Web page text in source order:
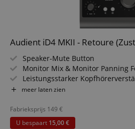
Audient iD4 MKII - Retoure
Speaker-Mute Button
Monitor Mix & Monitor Panning
Leistungsstarker
DAC
DAC Dynamikumfang: 126 dB
48 Volt Phantomspeisung
meer laten zien
Fabrieksprijs 149 €
U bespaart 15,00 €